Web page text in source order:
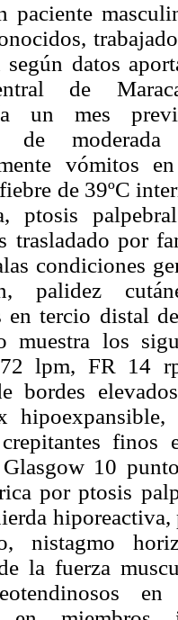
paciente
según datos
de
un mes
de
vómitos
de 39ºC
ptosis
trasladado por
condiciones
palidez
en tercio distal
muestra los
lpm, FR 14
bordes
finos
10
por ptosis
hiporeactiva,
nistagmo
la fuerza